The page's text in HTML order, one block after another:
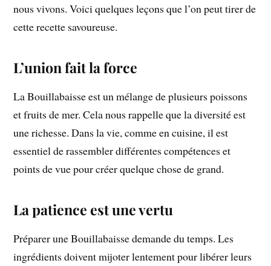
nous vivons. Voici quelques leçons que l’on peut tirer de
cette recette savoureuse.
L’union fait la force
La Bouillabaisse est un mélange de plusieurs poissons
et fruits de mer. Cela nous rappelle que la diversité est
une richesse. Dans la vie, comme en cuisine, il est
essentiel de rassembler différentes compétences et
points de vue pour créer quelque chose de grand.
La patience est une vertu
Préparer une Bouillabaisse demande du temps. Les
ingrédients doivent mijoter lentement pour libérer leurs